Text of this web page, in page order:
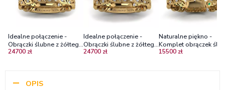
Idealne połączenie -
Obrączki ślubne z żółtego
złota z diamentami -
24700 zł
Idealne połączenie -
Obrączki ślubne z żółtego
złota z diamentami
24700 zł
Naturalne piękno -
Komplet obrączek
żółte złoto, diamenty,
15500 zł
OPIS